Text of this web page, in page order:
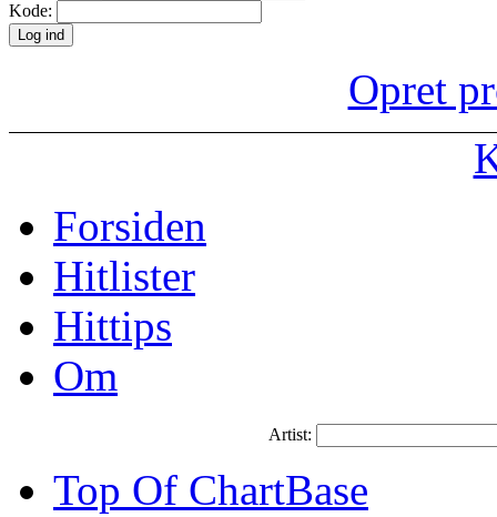
Kode:
Opret
Forsiden
Hitlister
Hittips
Om
Artist:
Top Of ChartBase